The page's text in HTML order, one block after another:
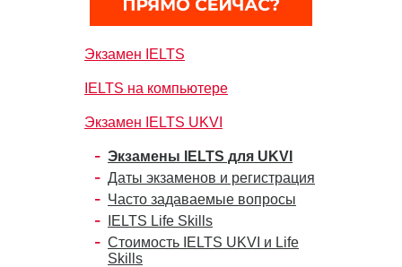
Экзамен IELTS
IELTS на компьютере
Экзамен IELTS UKVI
Экзамены IELTS для UKVI
Даты экзаменов и регистрация
Часто задаваемые вопросы
IELTS Life Skills
Стоимость IELTS UKVI и Life
Skills